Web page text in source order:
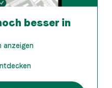
besser in
anzeigen